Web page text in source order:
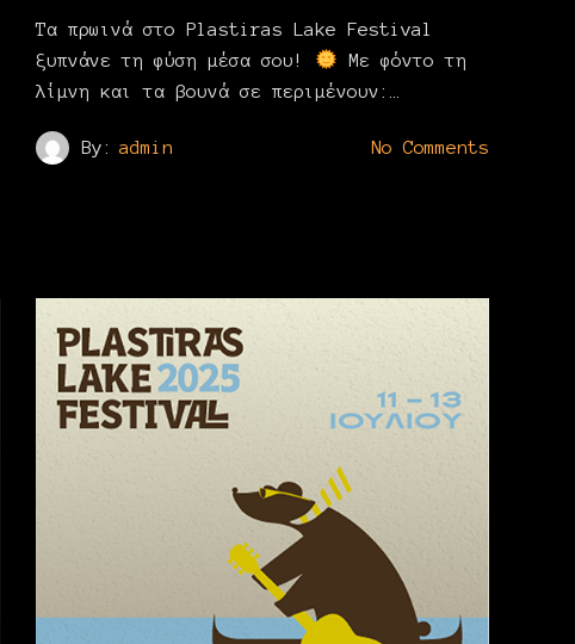
Τα πρωινά στο Plastiras Lake Festival
ξυπνάνε τη φύση μέσα σου!
Με φόντο τη
λίμνη και τα βουνά σε περιμένουν:…
By: admin No Comments